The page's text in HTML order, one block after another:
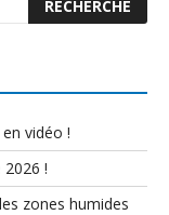
vidéo !
!
zones humides